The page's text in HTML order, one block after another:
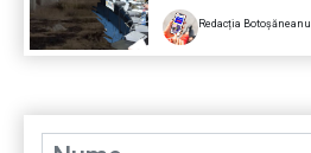
Redacția Botoșăneanul